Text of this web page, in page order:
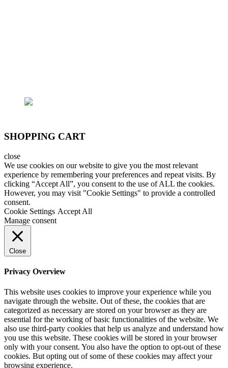
SHOPPING CART
close
We use cookies on our website to give you the most relevant
experience by remembering your preferences and repeat visits. By
clicking “Accept All”, you consent to the use of ALL the cookies.
However, you may visit "Cookie Settings" to provide a controlled
consent.
Cookie Settings Accept All
Manage consent
Close
Privacy Overview
This website uses cookies to improve your experience while you
navigate through the website. Out of these, the cookies that are
categorized as necessary are stored on your browser as they are
essential for the working of basic functionalities of the website. We
also use third-party cookies that help us analyze and understand how
you use this website. These cookies will be stored in your browser
only with your consent. You also have the option to opt-out of these
cookies. But opting out of some of these cookies may affect your
browsing experience.